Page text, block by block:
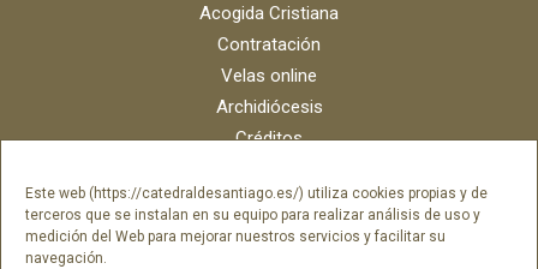
Este web (https://catedraldesantiago.es/) utiliza cookies propias y de
terceros que se instalan en su equipo para realizar análisis de uso y
medición del Web para mejorar nuestros servicios y facilitar su
navegación.
Acogida Cristiana
Contratación
Velas online
Archidiócesis
Créditos
Contacto
Portal del empleado SAMI Catedral